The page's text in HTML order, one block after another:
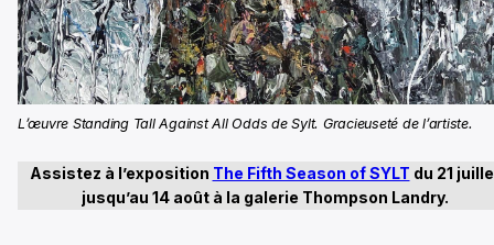
L’œuvre Standing Tall Against All Odds de Sylt. Gracieuseté de l’artiste.
Assistez à l’exposition The Fifth Season of SYLT du 21
jusqu’au 14 août à la galerie Thompson Landry.